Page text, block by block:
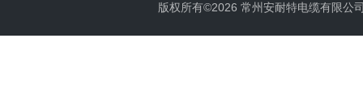
版权所有©2026 常州安耐特电缆有限